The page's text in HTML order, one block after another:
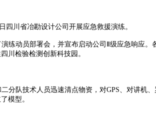
四川省冶勘设计公司开展应急救援演练。
练动员部署会，并宣布启动公司
Ⅱ级应急响应
川检验检测创新科技园。
分队技术人员迅速清点物资，对GPS、对讲机
了模型。